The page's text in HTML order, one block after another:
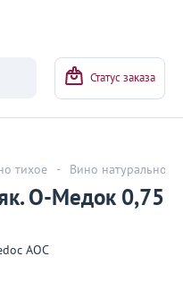
Статус заказа
тихое - Вино натуральное
О-Медок 0,75
AOC